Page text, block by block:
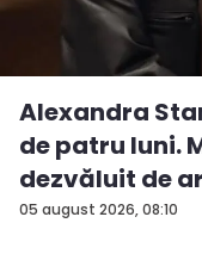
05 august 2026, 08:10
Alexandra
de patru luni.
dezvăluit de